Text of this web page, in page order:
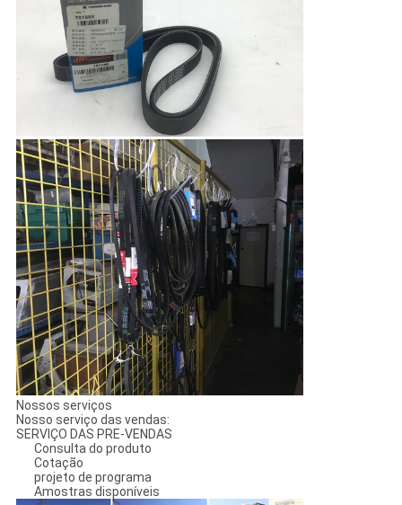
Nossos serviços
Nosso serviço das vendas:
SERVIÇO DAS PRE-VENDAS
Consulta do produto
Cotação
projeto de programa
Amostras disponíveis